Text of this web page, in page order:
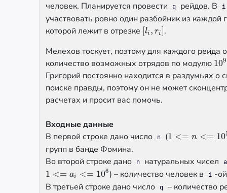
человек. Планируется провести
q рейдов. В i
участвовать ровно один разбойник из каждой
которой лежит в отрезке li , ri
li,ri] .
Мелехов тоскует, поэтому для каждого рейда
количество возможных отрядов по модулю 109
10
Григорий постоянно находится в раздумьях о
поиске правды, поэтому он не может
расчетах и просит вас помочь.
Входные данные
В первой строке дано число
n (1 <= n <= 10
1 <=n<= 105
групп в банде Фомина.
Во второй строке дано
n натуральных чисел a
1 <= ai <= 106
1 <=ai <= 106 ) – количество человек в i -
В третьей строке дано число
q
– количество